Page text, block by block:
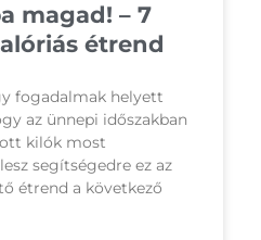
magad! – 7
étrend
fogadalmak helyett
az ünnepi időszakban
kilók most
segítségedre ez az
étrend a következő